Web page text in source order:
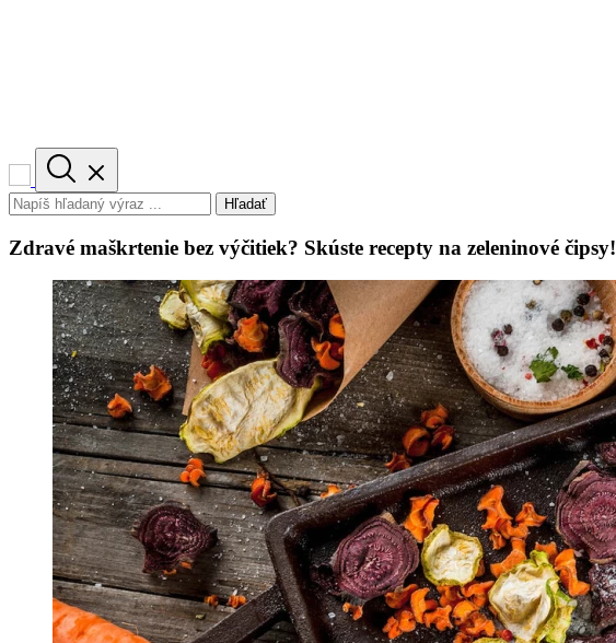
Hľadať
Zdravé maškrtenie bez výčitiek? Skúste recepty na zeleninové čipsy!